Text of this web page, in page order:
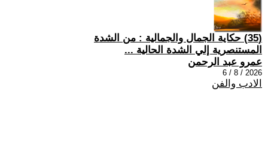
(35) حكاية الجمال والجمالية : من الشدة
المستنصرية إلي الشدة الحالية ...
عمرو عبد الرحمن
2026 / 8 / 6
الادب والفن